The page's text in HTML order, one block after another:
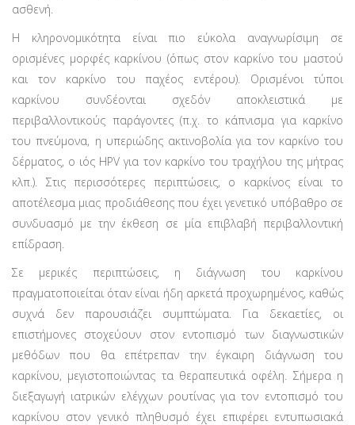
ασθενή.
Η κληρονομικότητα είναι πιο εύκολα αναγνωρίσιμη σε
ορισμένες μορφές καρκίνου (όπως στον καρκίνο του μαστού
και τον καρκίνο του παχέος εντέρου). Ορισμένοι τύποι
καρκίνου συνδέονται σχεδόν αποκλειστικά με
περιβαλλοντικούς παράγοντες (π.χ. το κάπνισμα για καρκίνο
του πνεύμονα, η υπεριώδης ακτινοβολία για τον καρκίνο του
δέρματος, ο ιός HPV για τον καρκίνο του τραχήλου της μήτρας
κλπ.). Στις περισσότερες περιπτώσεις, ο καρκίνος είναι το
αποτέλεσμα μιας προδιάθεσης που έχει γενετικό υπόβαθρο σε
συνδυασμό με την έκθεση σε μία επιβλαβή περιβαλλοντική
επίδραση.
Σε μερικές περιπτώσεις, η διάγνωση του καρκίνου
πραγματοποιείται όταν είναι ήδη αρκετά προχωρημένος, καθώς
συχνά δεν παρουσιάζει συμπτώματα. Για δεκαετίες, οι
επιστήμονες στοχεύουν στον εντοπισμό των διαγνωστικών
μεθόδων που θα επέτρεπαν την έγκαιρη διάγνωση του
καρκίνου, μεγιστοποιώντας τα θεραπευτικά οφέλη. Σήμερα η
διεξαγωγή ιατρικών ελέγχων ρουτίνας για τον εντοπισμό του
καρκίνου στον γενικό πληθυσμό έχει επιφέρει εντυπωσιακά